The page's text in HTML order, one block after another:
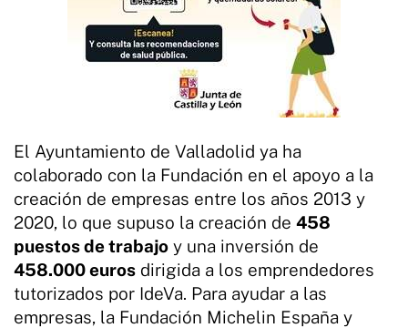
El Ayuntamiento de Valladolid ya ha
colaborado con la Fundación en el apoyo a la
creación de empresas entre los años 2013 y
2020, lo que supuso la creación de 458
puestos de trabajo y una inversión de
458.000 euros dirigida a los emprendedores
tutorizados por IdeVa. Para ayudar a las
empresas, la Fundación Michelin España y